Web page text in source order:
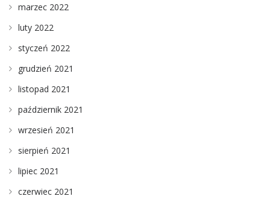
marzec 2022
luty 2022
styczeń 2022
grudzień 2021
listopad 2021
październik 2021
wrzesień 2021
sierpień 2021
lipiec 2021
czerwiec 2021